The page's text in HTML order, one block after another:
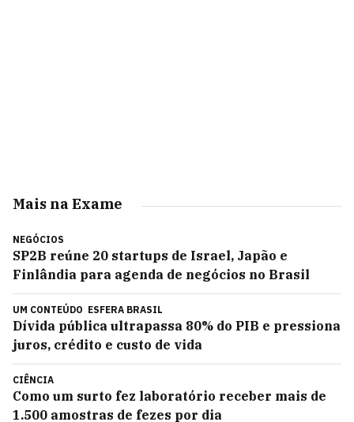
Mais na Exame
NEGÓCIOS
SP2B reúne 20 startups de Israel, Japão e
Finlândia para agenda de negócios no Brasil
UM CONTEÚDO ESFERA BRASIL
Dívida pública ultrapassa 80% do PIB e pressiona
juros, crédito e custo de vida
CIÊNCIA
Como um surto fez laboratório receber mais de
1.500 amostras de fezes por dia